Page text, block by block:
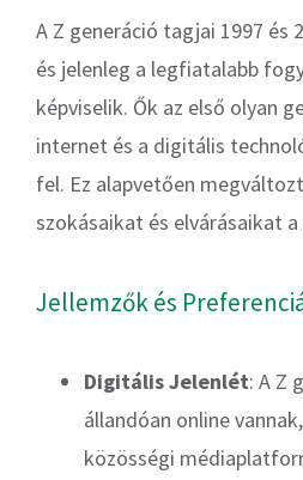
A Z generáció tagjai 1997
és jelenleg a legfiatalabb
képviselik. Ők az első olyan
internet és a digitális
fel. Ez alapvetően
szokásaikat és elvárásaikat
Jellemzők és
Digitális Jelenlét: A Z
állandóan online
közösségi